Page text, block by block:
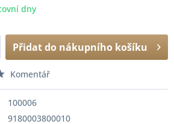
dny
Přidat do nákupního košíku
Komentář
100006
9180003800010